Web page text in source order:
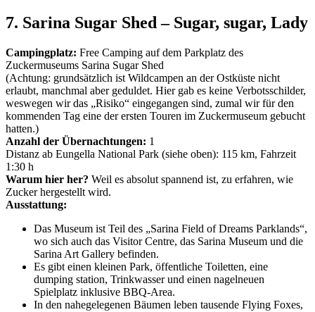
7. Sarina Sugar Shed – Sugar, sugar, Lady
Campingplatz: Free Camping auf dem Parkplatz des
Zuckermuseums Sarina Sugar Shed
(Achtung: grundsätzlich ist Wildcampen an der Ostküste nicht
erlaubt, manchmal aber geduldet. Hier gab es keine Verbotsschilder,
weswegen wir das „Risiko“ eingegangen sind, zumal wir für den
kommenden Tag eine der ersten Touren im Zuckermuseum gebucht
hatten.)
Anzahl der Übernachtungen: 1
Distanz ab Eungella National Park (siehe oben): 115 km, Fahrzeit
1:30 h
Warum hier her? Weil es absolut spannend ist, zu erfahren, wie
Zucker hergestellt wird.
Ausstattung:
Das Museum ist Teil des „Sarina Field of Dreams Parklands“,
wo sich auch das Visitor Centre, das Sarina Museum und die
Sarina Art Gallery befinden.
Es gibt einen kleinen Park, öffentliche Toiletten, eine
dumping station, Trinkwasser und einen nagelneuen
Spielplatz inklusive BBQ-Area.
In den nahegelegenen Bäumen leben tausende Flying Foxes,